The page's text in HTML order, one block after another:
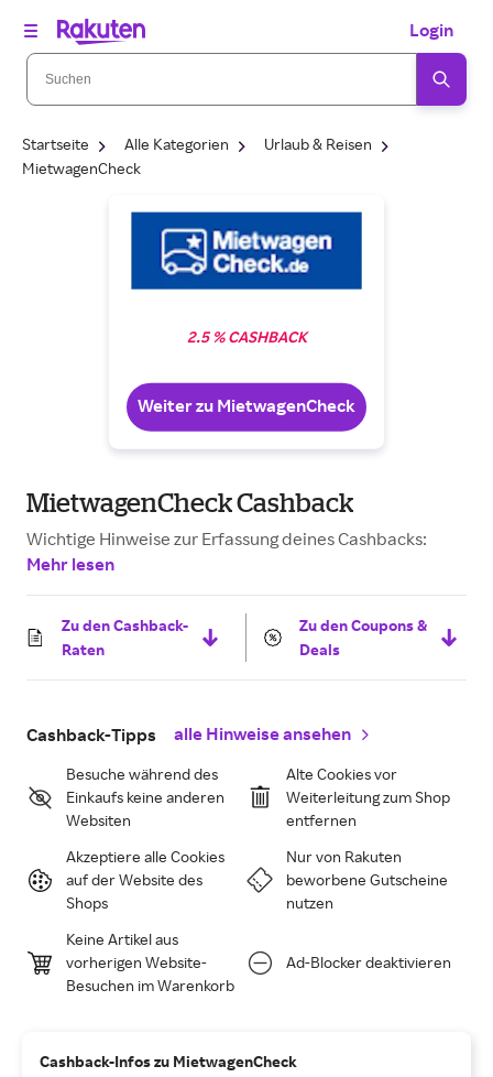
Login
Startseite Alle Kategorien
Urlaub & Reisen
MietwagenCheck
2.5 % CASHBACK
Weiter zu MietwagenCheck
MietwagenCheck Cashback
Wichtige Hinweise zur Erfassung deines Cashbacks:
Mehr lesen
Zu den Cashback-
Raten
Zu den Coupons &
Deals
Cashback-Tipps alle Hinweise ansehen
Besuche während des
Einkaufs keine anderen
Websiten
Alte Cookies vor
Weiterleitung zum Shop
entfernen
Akzeptiere alle Cookies
auf der Website des
Shops
Nur von Rakuten
beworbene Gutscheine
nutzen
Keine Artikel aus
vorherigen Website-
Besuchen im Warenkorb
Ad-Blocker deaktivieren
Cashback-Infos zu MietwagenCheck